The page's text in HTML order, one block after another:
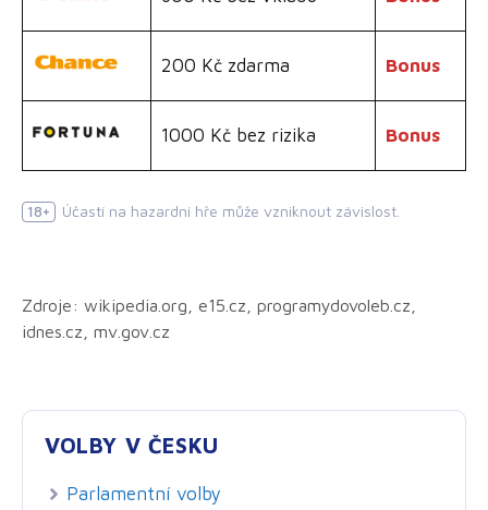
200 Kč zdarma Bonus
1000 Kč bez rizika Bonus
18+ Účastí na hazardní hře může vzniknout závislost.
Zdroje: wikipedia.org, e15.cz, programydovoleb.cz,
idnes.cz, mv.gov.cz
VOLBY V ČESKU
Parlamentní volby